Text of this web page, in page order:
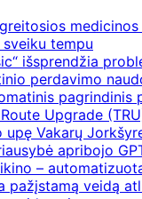
greitosios
tempu
išsprendžia
perdavimo
pagrindinis
Upgrade
upę Vakarų
apribojo
–
pažįstamą veidą